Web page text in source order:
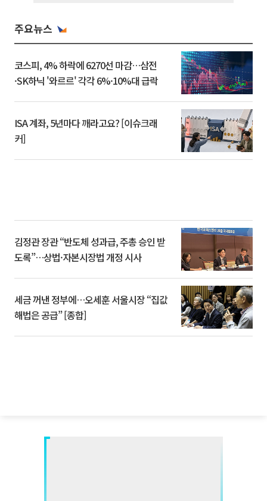
주요뉴스
코스피, 4% 하락에 6270선 마감…삼전
·SK하닉 '와르르' 각각 6%·10%대 급락
ISA 계좌, 5년마다 깨라고요? [이슈크래
커]
김정관 장관 “반도체 성과급, 주총 승인 받
도록”…상법·자본시장법 개정 시사
세금 꺼낸 정부에…오세훈 서울시장 “집값
해법은 공급” [종합]